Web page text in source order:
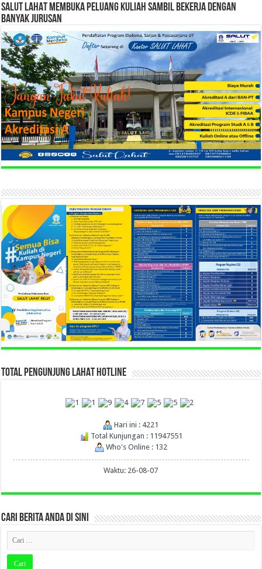
SALUT LAHAT MEMBUKA PELUANG KULIAH SAMBIL BEKERJA DENGAN
BANYAK JURUSAN
TOTAL PENGUNJUNG LAHAT HOTLINE
Hari ini : 4221
Total Kunjungan : 11947551
Who's Online : 132
Waktu: 26-08-07
CARI BERITA ANDA DI SINI